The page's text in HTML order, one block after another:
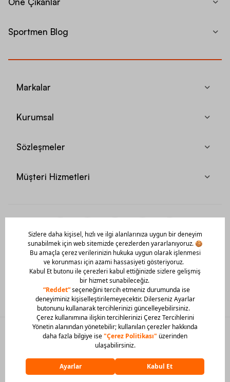
Sportmen Blog
Markalar
Kurumsal
Sözleşmeler
Müşteri Hizmetleri
Mobil Uygulamamızı Hemen İndir!
© 2026 Barcin Tüm Hakları Saklıdır
Sitedeki görsel materyaller izinsiz kullanılamaz.